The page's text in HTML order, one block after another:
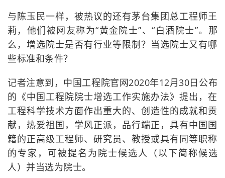
与陈玉民一样，被热议的还有茅台集团总工程师王
莉，他们被网友称为“黄金院士”、“白酒院士”。那
么，增选院士是否有行业等限制？当选院士又有哪
些标准和条件？
记者注意到，中国工程院官网2020年12月30日公布
的《中国工程院院士增选工作实施办法》提出，在
工程科学技术方面作出重大的、创造性的成就和贡
献，热爱祖国，学风正派，品行端正，具有中国国
籍的正高级工程师、研究员、教授或具有同等职称
的专家，可被提名为院士候选人（以下简称候选
人）并当选为院士。